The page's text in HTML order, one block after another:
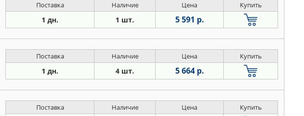
Поставка Наличие Цена Купить
1 дн. 1 шт. 5 591 р.
Поставка Наличие Цена Купить
1 дн. 4 шт. 5 664 р.
Поставка Наличие Цена Купить